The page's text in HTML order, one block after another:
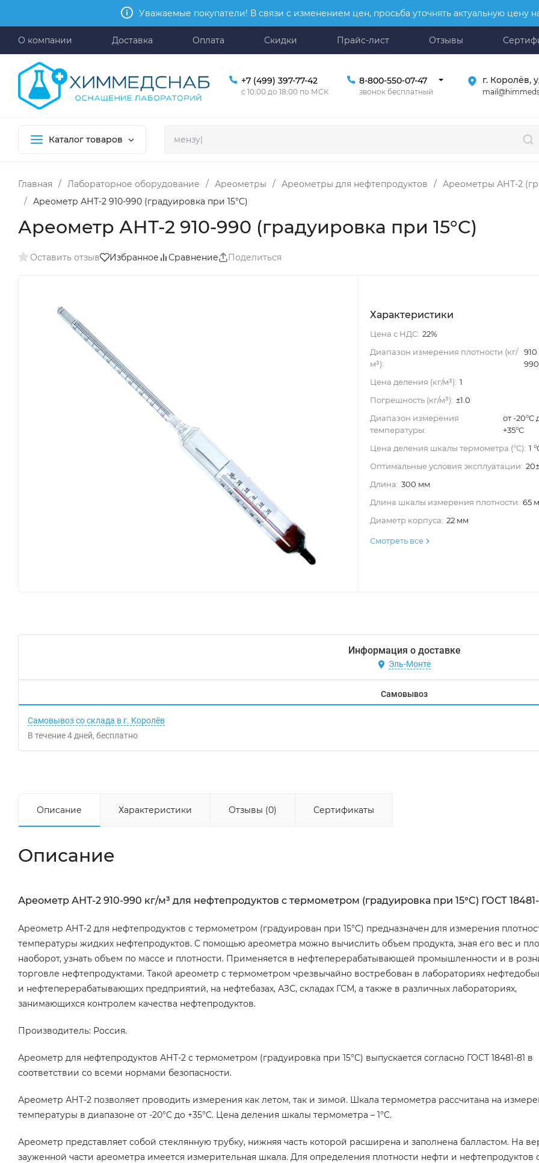
Уважаемые покупатели! В связи с изменением цен, просьба уточнять актуальную цену
О компании Доставка Оплата Скидки Прайс-лист Отзывы
+7 (499) 397-77-42
с 10:00 до 18:00 по МСК
8-800-550-07-47
звонок бесплатный
г. Королёв,
Каталог товаров
Главная / Лабораторное оборудование / Ареометры / Ареометры для нефтепродуктов / Ареометры АНТ-2
/ Ареометр АНТ-2 910-990 (градуировка при 15°C)
Ареометр АНТ-2 910-990 (градуировка при 15°C)
Оставить отзыв Избранное Сравнение Поделиться
Характеристики
Цена с НДС: 22%
Диапазон измерения плотности (кг/
м³):
990
Цена деления (кг/м³): 1
Погрешность (кг/м³): ±1.0
Диапазон измерения
температуры:
от -20°C
+35°C
Цена деления шкалы термометра (°C): 1
Оптимальные условия эксплуатации:
Длина: 300 мм
Длина шкалы измерения плотности: 65
Диаметр корпуса: 22 мм
Смотреть все
Информация о доставке
Эль-Монте
Самовывоз
Самовывоз со склада в г. Королёв
В течение4 дней Бесплатно
Описание Характеристики Отзывы (0) Сертификаты
Описание
Ареометр АНТ-2 910-990 кг/м³ для нефтепродуктов с термометром (градуировка при 15°C) ГОСТ 18481-
Ареометр АНТ-2 для нефтепродуктов с термометром (градуирован при 15°C) предназначен для измерения
температуры жидких нефтепродуктов. С помощью ареометра можно вычислить объем продукта, зная его вес и
наоборот, узнать объем по массе и плотности. Применяется в нефтеперерабатывающей промышленности и в
торговле нефтепродуктами. Такой ареометр с термометром чрезвычайно востребован в лабораториях
и нефтеперерабатывающих предприятий, на нефтебазах, АЗС, складах ГСМ, а также в различных лабораториях,
занимающихся контролем качества нефтепродуктов.
Производитель: Россия.
Ареометр для нефтепродуктов АНТ-2 с термометром (градуировка при 15°C) выпускается согласно ГОСТ 18481-81 в
соответствии со всеми нормами безопасности.
Ареометр АНТ-2 позволяет проводить измерения как летом, так и зимой. Шкала термометра рассчитана на
температуры в диапазоне от -20°C до +35°C. Цена деления шкалы термометра – 1°C.
Ареометр представляет собой стеклянную трубку, нижняя часть которой расширена и заполнена балластом. На
зауженной части ареометра имеется измерительная шкала. Для определения плотности нефти и нефтепродуктов